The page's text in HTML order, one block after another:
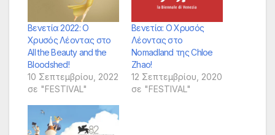
Βενετία 2022: Ο
Χρυσός Λέοντας στο
All the Beauty and the
Bloodshed!
10 Σεπτεμβρίου, 2022
σε "FESTIVAL"
Βενετία: Ο Χρυσός
Λέοντας στο
Nomadland της Chloe
Zhao!
12 Σεπτεμβρίου, 2020
σε "FESTIVAL"